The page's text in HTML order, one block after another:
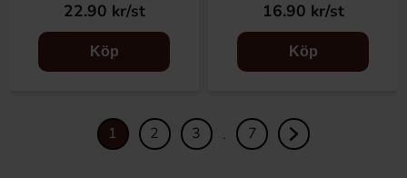
22.90 kr/st
Köp
16.90 kr/st
Köp
1 2 3 . 7